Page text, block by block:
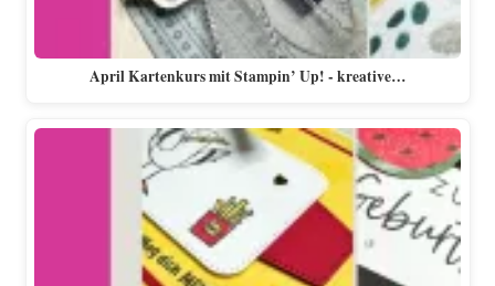
April Kartenkurs mit Stampin’ Up! - kreative…